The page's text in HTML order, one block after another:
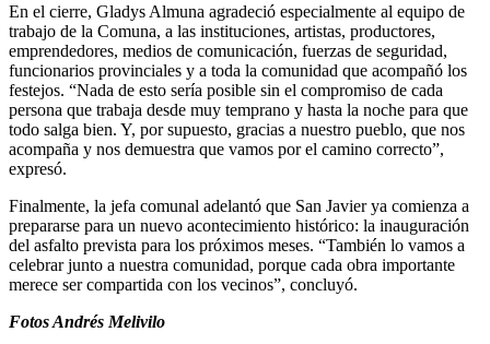
En el cierre, Gladys Almuna agradeció especialmente al equipo de
trabajo de la Comuna, a las instituciones, artistas, productores,
emprendedores, medios de comunicación, fuerzas de seguridad,
funcionarios provinciales y a toda la comunidad que acompañó los
festejos. “Nada de esto sería posible sin el compromiso de cada
persona que trabaja desde muy temprano y hasta la noche para que
todo salga bien. Y, por supuesto, gracias a nuestro pueblo, que nos
acompaña y nos demuestra que vamos por el camino correcto”,
expresó.
Finalmente, la jefa comunal adelantó que San Javier ya comienza a
prepararse para un nuevo acontecimiento histórico: la inauguración
del asfalto prevista para los próximos meses. “También lo vamos a
celebrar junto a nuestra comunidad, porque cada obra importante
merece ser compartida con los vecinos”, concluyó.
Fotos Andrés Melivilo